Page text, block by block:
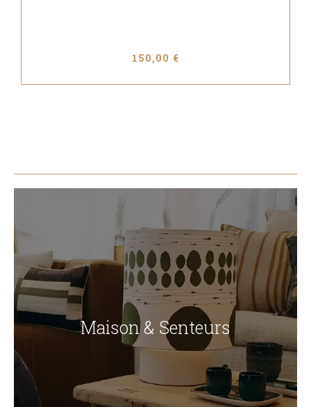
150,00 €
Maison & Senteurs